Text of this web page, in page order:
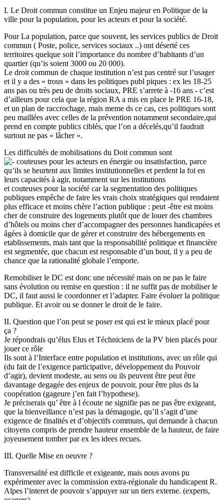
I. Le Droit commun constitue un Enjeu majeur en Politique de la
ville pour la population, pour les acteurs et pour la société.
Pour La population, parce que souvent, les services publics de Droit
commun ( Poste, police, services sociaux ..) ont déserté ces
territoires quelque soit l’importance du nombre d’habitants d’un
quartier (qu’is soient 3000 ou 20 000).
Le droit commun de chaque institution n’est pas centré sur l’usager
et il y a des « trous » dans les politiques publ piques : ex les 18-25
ans pas ou très peu de droits sociaux, PRE s’arrete à -16 ans - c’est
d’ailleurs pour cela que la région RA a mis en place le PRE 16-18,
et un plan de raccrochage, mais meme ds ce cas, ces politiques sont
peu maillées avec celles de la prévention notamment secondaire,qui
prend en compte publics ciblés, que l’on a décelés,qu’il faudrait
surtout ne pas « lâcher ».
Les difficultés de mobilisations du Doit commun sont
couteuses pour les acteurs en énergie ou insatisfaction, parce
qu’ils se heurtent aux limites institutionnelles et perdent la foi en
leurs capacités à agir, notamment sur les institutions
et couteuses pour la société car la segmentation des politiques
publiques empêche de faire les vrais choix stratégiques qui rendaient
plus efficace et moins chère l’action publique : peut -être est moins
cher de construire des logements plutôt que de louer des chambres
d’hôtels ou moins cher d’accompagner des personnes handicapées et
âgées à domicile que de gérer et construire des hébergements en
etablissements, mais tant que la responsabilité politique et financière
est segmentée, que chacun est responsable d’un bout, il y a peu de
chance que la rationalité globale l’emporte.
Remobiliser le DC est donc une nécessité mais on ne pas le faire
sans évolution ou remise en question : il ne suffit pas de mobiliser le
DC, il faut aussi le coordonner et l’adapter. Faire évoluer la politique
publique. Et avoir ou se donner le droit de le faire.
II. Question que l’on peut se poser est qui est le mieux placé pour
ça ?
Je répondrais qu’élus Elus et Téchniciens de la PV bien placés pour
jouer ce rôle
Ils sont à l’Interface entre population et institutions, avec un rôle qui
(du fait de l’exigence participative, développement du Pouvoir
d’agir), devient modeste, au sens ou ils peuvent être peut être
davantage degagée des enjeux de pouvoir, pour être plus ds la
coopération (gageure j’en fait l’hypothese).
Je préciserais qu’ être à l écoute ne signifie pas ne pas être exigeant,
que la bienveillance n’est pas la démagogie, qu’il s’agit d’une
exigence de finalités et d’objectifs communs, qui demande à chacun
citoyens compris de prendre hauteur ensemble de la hauteur, de faire
joyeusement tomber par ex les idees recues.
III. Quelle Mise en oeuvre ?
Transversalité est difficile et exigeante, mais nous avons pu
expérimenter avec la commission extra-régionale du handicapent R.
Alpes l’interet de pouvoir s’appuyer sur un tiers externe. (experts,